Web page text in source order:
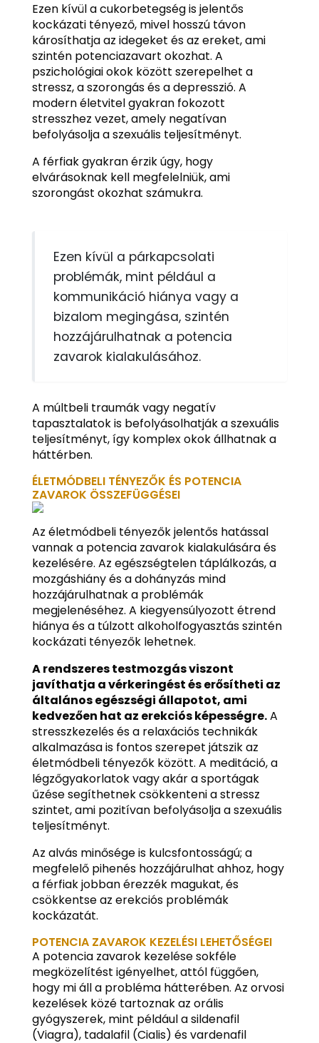
Ezen kívül a cukorbetegség is jelentős
kockázati tényező, mivel hosszú távon
károsíthatja az idegeket és az ereket, ami
szintén potenciazavart okozhat. A
pszichológiai okok között szerepelhet a
stressz, a szorongás és a depresszió. A
modern életvitel gyakran fokozott
stresszhez vezet, amely negatívan
befolyásolja a szexuális teljesítményt.
A férfiak gyakran érzik úgy, hogy
elvárásoknak kell megfelelniük, ami
szorongást okozhat számukra.
Ezen kívül a párkapcsolati
problémák, mint például a
kommunikáció hiánya vagy a
bizalom megingása, szintén
hozzájárulhatnak a potencia
zavarok kialakulásához.
A múltbeli traumák vagy negatív
tapasztalatok is befolyásolhatják a szexuális
teljesítményt, így komplex okok állhatnak a
háttérben.
ÉLETMÓDBELI TÉNYEZŐK ÉS POTENCIA
ZAVAROK ÖSSZEFÜGGÉSEI
Az életmódbeli tényezők jelentős hatással
vannak a potencia zavarok kialakulására és
kezelésére. Az egészségtelen táplálkozás, a
mozgáshiány és a dohányzás mind
hozzájárulhatnak a problémák
megjelenéséhez. A kiegyensúlyozott étrend
hiánya és a túlzott alkoholfogyasztás szintén
kockázati tényezők lehetnek.
A rendszeres testmozgás viszont
javíthatja a vérkeringést és erősítheti az
általános egészségi állapotot, ami
kedvezően hat az erekciós képességre.A
stresszkezelés és a relaxációs technikák
alkalmazása is fontos szerepet játszik az
életmódbeli tényezők között. A meditáció, a
légzőgyakorlatok vagy akár a sportágak
űzése segíthetnek csökkenteni a stressz
szintet, ami pozitívan befolyásolja a szexuális
teljesítményt.
Az alvás minősége is kulcsfontosságú; a
megfelelő pihenés hozzájárulhat ahhoz, hogy
a férfiak jobban érezzék magukat, és
csökkentse az erekciós problémák
kockázatát.
POTENCIA ZAVAROK KEZELÉSI LEHETŐSÉGEI
A potencia zavarok kezelése sokféle
megközelítést igényelhet, attól függően,
hogy mi áll a probléma hátterében. Az orvosi
kezelések közé tartoznak az orális
gyógyszerek, mint például a sildenafil
(Viagra), tadalafil (Cialis) és vardenafil